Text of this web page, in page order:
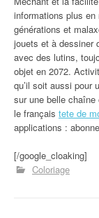
informations plus en
générations et
jouets et à dessiner
avec des lutins,
objet en 2072.
qu’il soit aussi pour
sur une belle chaîne
le français tete de
applications :
[/google_cloaking]
Coloriage